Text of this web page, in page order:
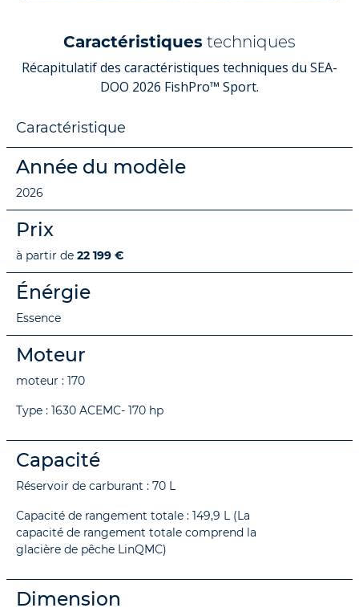
Caractéristiques techniques
Récapitulatif des caractéristiques techniques du SEA-
DOO 2026 FishPro™ Sport.
Caractéristique
Année du modèle
2026
Prix
à partir de 22 199 €
Énérgie
Essence
Moteur
moteur : 170
Type : 1630 ACEMC- 170 hp
Capacité
Réservoir de carburant : 70 L
Capacité de rangement totale : 149,9 L (La
capacité de rangement totale comprend la
glacière de pêche LinQMC)
Dimension